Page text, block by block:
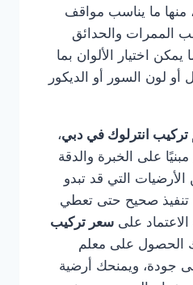
منها ما يناسب مواقف
الممرات والحدائق
اختيار الألوان بما
لون السور أو الديكور
تركيب انترلوك في دبي،
على الخبرة والدقة
الأرضيات التي قد تبدو
تنفيذ صحيح حتى تعطي
على سعر تركيب
الحصول على معلم
جودة، ويمنحك أرضية